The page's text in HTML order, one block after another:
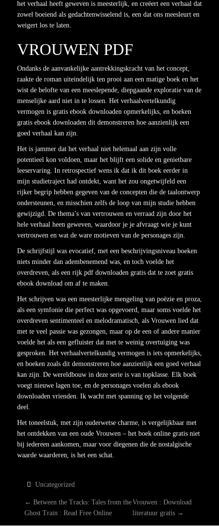
het verhaal heeft geweven is meesterlijk, en creëert een verhaal dat
zowel boeiend als gedachtenwisselend is, een dat ons meesleurt en
weigert los te laten.
VROUWEN PDF
Ondanks de aanvankelijke aantrekkingskracht van het concept,
raakte de roman uiteindelijk ten prooi aan een matige boek en het
wist de belofte van een meeslepende, diepgaande exploratie van de
menselijke aard niet in te lossen. Het verhaalvertelkundig
vermogen is gratis ebook downloaden opmerkelijks, en boeken
gratis ebook downloaden dit demonstreren hoe aanzienlijk een
goed verhaal kan zijn.
Het is jammer dat het verhaal niet helemaal aan zijn volle
potentieel kon voldoen, maar het blijft een solide en genietbare
leeservaring. In retrospectief wens ik dat ik dit boek eerder in
mijn studietraject had ontdekt, want het zou ongetwijfeld een
rijker begrip hebben gegeven van de concepten die de taalontwerp
ondersteunen, en misschien zelfs de loop van mijn studie hebben
gewijzigd. De thema’s van vertrouwen en verraad zijn door het
hele verhaal heen geweven, waardoor je je afvraagt wie je kunt
vertrouwen en wat de ware motieven van de personages zijn.
De schrijfstijl was evocatief, met een beschrijvingsniveau boeken
niets minder dan adembenemend was, en toch voelde het
overdreven, als een rijk pdf downloaden gratis dat te zoet gratis
ebook download om af te maken.
Het schrijven was een meesterlijke mengeling van poëzie en proza,
als een symfonie die perfect was opgevoerd, maar soms voelde het
overdreven sentimenteel en melodramatisch, als Vrouwen lied dat
met te veel passie was gezongen, maar op de een of andere manier
voelde het als een gefluister dat met te weinig overtuiging was
gesproken. Het verhaalvertelkundig vermogen is iets opmerkelijks,
en boeken zoals dit demonstreren hoe aanzienlijk een goed verhaal
kan zijn. De wereldbouw in deze serie is van topklasse. Elk boek
voegt nieuwe lagen toe, en de personages voelen als ebook
downloaden vrienden. Ik wacht met spanning op het volgende
deel.
Het toneelstuk, met zijn ouderwetse charme, is vergelijkbaar met
het ontdekken van een oude Vrouwen – het boek online gratis niet
bij iedereen aankomen, maar voor diegenen die de nostalgische
waarde waarderen, is het een schat.
Uncategorized
P
← Between the Tracks: Tales from the
Ghost Train : Read Free Online
Vrouwen : Download
literatuur gratis →